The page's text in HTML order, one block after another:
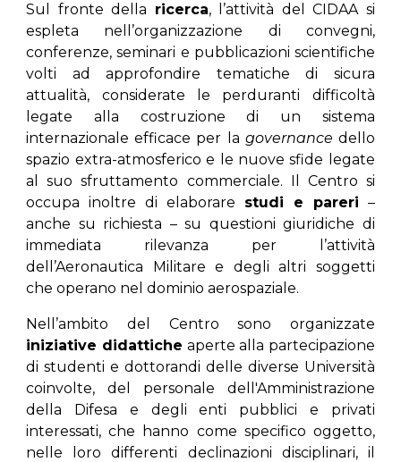
Sul fronte della ricerca, l’attività del CIDAA si
espleta nell’organizzazione di convegni,
conferenze, seminari e pubblicazioni scientifiche
volti ad approfondire tematiche di sicura
attualità, considerate le perduranti difficoltà
legate alla costruzione di un sistema
internazionale efficace per la governance dello
spazio extra-atmosferico e le nuove sfide legate
al suo sfruttamento commerciale. Il Centro si
occupa inoltre di elaborare studi e pareri –
anche su richiesta – su questioni giuridiche di
immediata rilevanza per l’attività
dell’Aeronautica Militare e degli altri soggetti
che operano nel dominio aerospaziale.
Nell’ambito del Centro sono organizzate
iniziative didattiche aperte alla partecipazione
di studenti e dottorandi delle diverse Università
coinvolte, del personale dell'Amministrazione
della Difesa e degli enti pubblici e privati
interessati, che hanno come specifico oggetto,
nelle loro differenti declinazioni disciplinari, il